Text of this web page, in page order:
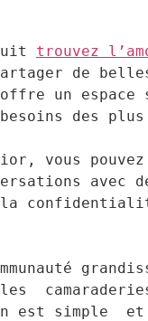
trouvez
de
un
besoins des
vous
est simple